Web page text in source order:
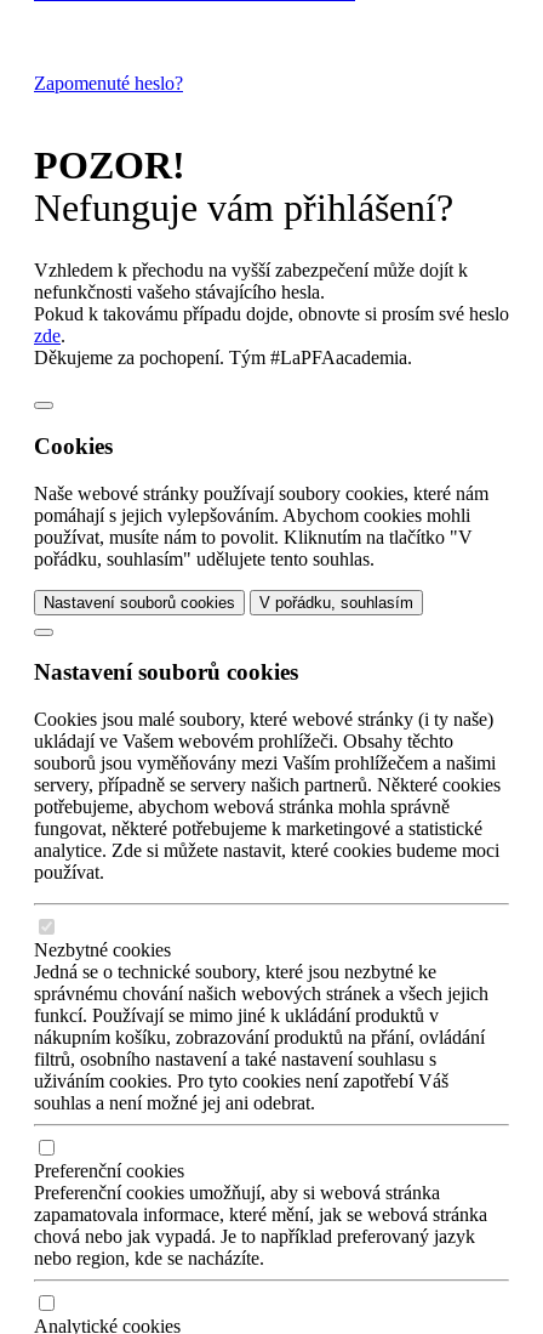
Zapomenuté heslo?
POZOR!
Nefunguje vám přihlášení?
Vzhledem k přechodu na vyšší zabezpečení může dojít k
nefunkčnosti vašeho stávajícího hesla.
Pokud k takovámu případu dojde, obnovte si prosím své heslo
zde.
Děkujeme za pochopení. Tým #LaPFAacademia.
Cookies
Naše webové stránky používají soubory cookies, které nám
pomáhají s jejich vylepšováním. Abychom cookies mohli
používat, musíte nám to povolit. Kliknutím na tlačítko "V
pořádku, souhlasím" udělujete tento souhlas.
Nastavení souborů cookies V pořádku, souhlasím
Nastavení souborů cookies
Cookies jsou malé soubory, které webové stránky (i ty naše)
ukládají ve Vašem webovém prohlížeči. Obsahy těchto
souborů jsou vyměňovány mezi Vaším prohlížečem a našimi
servery, případně se servery našich partnerů. Některé cookies
potřebujeme, abychom webová stránka mohla správně
fungovat, některé potřebujeme k marketingové a statistické
analytice. Zde si můžete nastavit, které cookies budeme moci
používat.
Nezbytné cookies
Jedná se o technické soubory, které jsou nezbytné ke
správnému chování našich webových stránek a všech jejich
funkcí. Používají se mimo jiné k ukládání produktů v
nákupním košíku, zobrazování produktů na přání, ovládání
filtrů, osobního nastavení a také nastavení souhlasu s
uživáním cookies. Pro tyto cookies není zapotřebí Váš
souhlas a není možné jej ani odebrat.
Preferenční cookies
Preferenční cookies umožňují, aby si webová stránka
zapamatovala informace, které mění, jak se webová stránka
chová nebo jak vypadá. Je to například preferovaný jazyk
nebo region, kde se nacházíte.
Analytické cookies